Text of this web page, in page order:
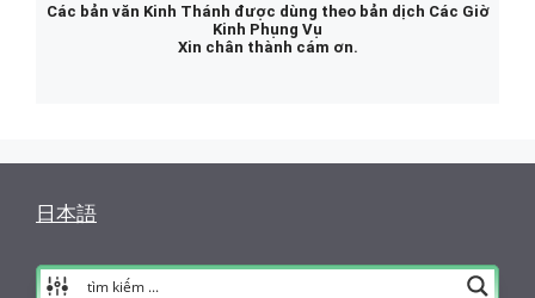
Các bản văn Kinh Thánh được dùng theo bản dịch Các Giờ
Kinh Phụng Vụ
Xin chân thành cám ơn.
日本語